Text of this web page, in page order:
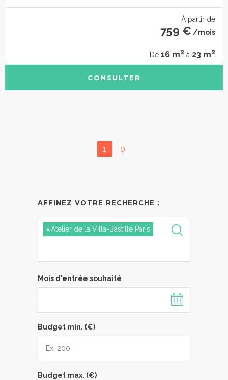
À partir de
759 € /mois
De 16 m2 à 23 m2
CONSULTER
1 0
AFFINEZ VOTRE RECHERCHE :
×Atelier de la Villa-Bastille Paris
Mois d'entrée souhaité
Budget min. (€)
Budget max. (€)